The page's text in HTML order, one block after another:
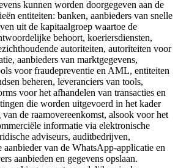
kunnen worden doorgegeven aan de
entiteiten: banken, aanbieders van snelle
uit de kapitaalgroep waartoe de
behoort, koeriersdiensten,
autoriteiten, autoriteiten voor
aanbieders van marktgegevens,
voor fraudepreventie en AML, entiteiten
beheren, leveranciers van tools,
voor het afhandelen van transacties en
die worden uitgevoerd in het kader
de raamovereenkomst, alsook voor het
informatie via elektronische
adviseurs, auditbedrijven,
aanbieder van de WhatsApp-applicatie en
aanbieden en gegevens opslaan.